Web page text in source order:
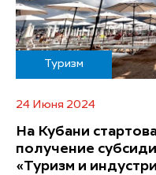
Туризм
24 Июня 2024
На Кубани
получение
«Туризм и